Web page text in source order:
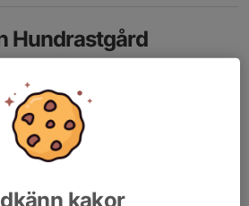
Hundrastgård
tagit beslut om att ge den ena
till!
fungerar för amatörspel. Det kommer
den som ser till att hjälpas åt att den är
kakor